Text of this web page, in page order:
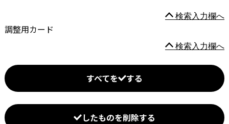
検索入力欄へ
調整用カード
検索入力欄へ
すべてを する
したものを削除する